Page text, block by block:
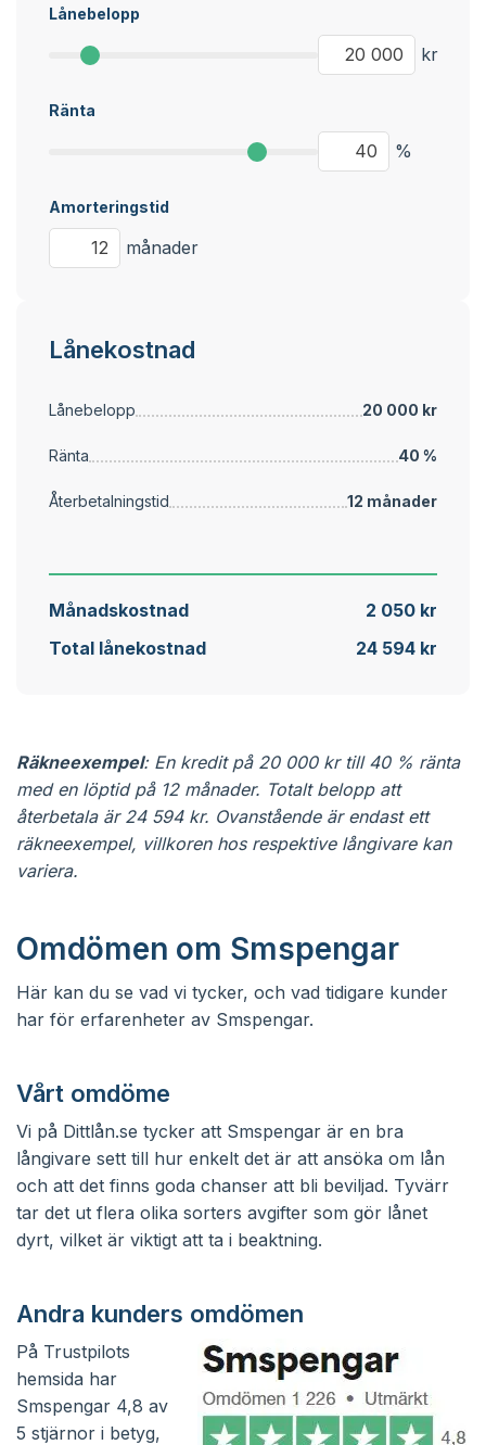
Lånebelopp
kr
Ränta
%
Amorteringstid
månader
Lånekostnad
Lånebelopp 20 000 kr
Ränta 40 %
Återbetalningstid 12 månader
Månadskostnad
2 050 kr
Total lånekostnad
24 594 kr
Räkneexempel: En kredit på 20 000 kr till 40 % ränta
med en löptid på 12 månader. Totalt belopp att
återbetala är 24 594 kr. Ovanstående är endast ett
räkneexempel, villkoren hos respektive långivare kan
variera.
Omdömen om Smspengar
Här kan du se vad vi tycker, och vad tidigare kunder
har för erfarenheter av Smspengar.
Vårt omdöme
Vi på Dittlån.se tycker att Smspengar är en bra
långivare sett till hur enkelt det är att ansöka om lån
och att det finns goda chanser att bli beviljad. Tyvärr
tar det ut flera olika sorters avgifter som gör lånet
dyrt, vilket är viktigt att ta i beaktning.
Andra kunders omdömen
På Trustpilots
hemsida har
Smspengar 4,8 av
5 stjärnor i betyg,